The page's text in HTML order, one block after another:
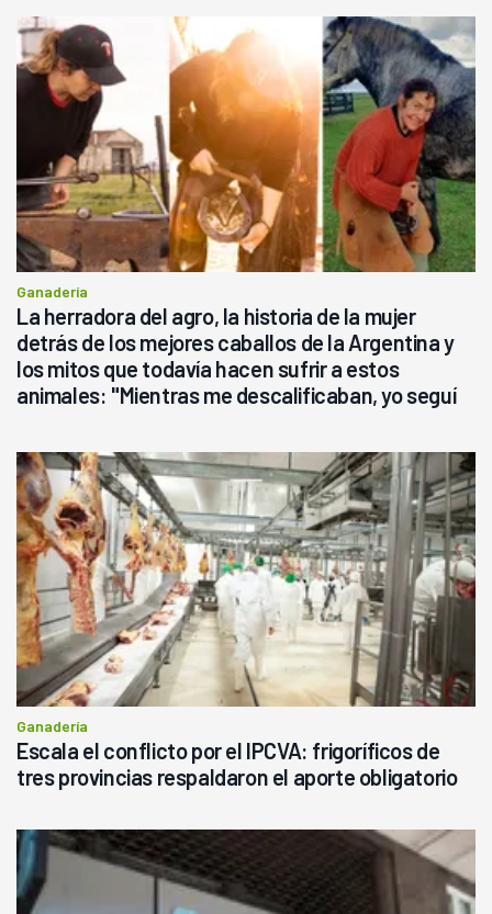
Ganadería
La herradora del agro, la historia de la mujer
detrás de los mejores caballos de la Argentina y
los mitos que todavía hacen sufrir a estos
animales: "Mientras me descalificaban, yo seguí
Ganadería
Escala el conflicto por el IPCVA: frigoríficos de
tres provincias respaldaron el aporte obligatorio